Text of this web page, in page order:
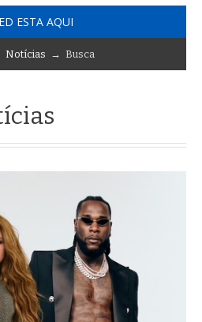
ESTA AQUI
Notícias → Busca